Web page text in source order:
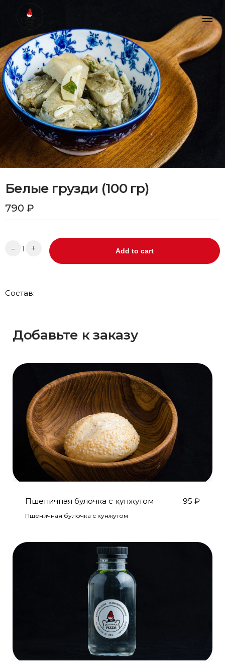
content
Белые грузди (100 гр)
790 ₽
+
- Add to cart
Состав:
Добавьте к заказу
Пшеничная булочка с кунжутом 95 ₽
Пшеничная булочка с кунжутом